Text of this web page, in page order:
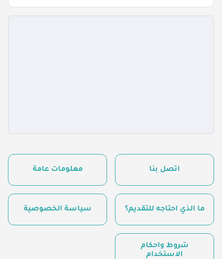
اتصل بنا معلومات عامة
ما الذي أحتاجه للتقديم؟ سياسة الخصوصية
شروط وأحكام
الاستخدام